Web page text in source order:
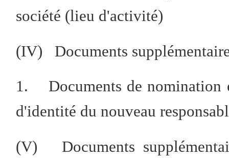
société (lieu d'activité)
(IV) Documents
1. Documents de nomination
d'identité du nouveau
(V) Documents